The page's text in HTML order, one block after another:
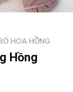
HOA HỒNG
Hồng